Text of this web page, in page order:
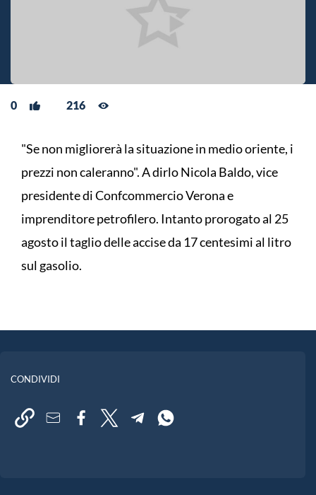
0 216
"Se non migliorerà la situazione in medio oriente, i
prezzi non caleranno". A dirlo Nicola Baldo, vice
presidente di Confcommercio Verona e
imprenditore petrofilero. Intanto prorogato al 25
agosto il taglio delle accise da 17 centesimi al litro
sul gasolio.
CONDIVIDI